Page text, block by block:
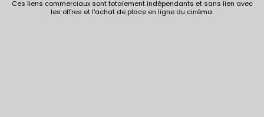
Ces liens commerciaux sont totalement indépendants et sans lien avec
les offres et l'achat de place en ligne du cinéma.